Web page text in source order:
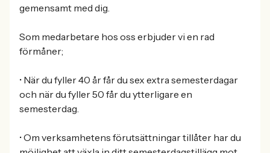
gemensamt med dig.
Som medarbetare hos oss erbjuder vi en rad
förmåner;
• När du fyller 40 år får du sex extra semesterdagar
och när du fyller 50 får du ytterligare en
semesterdag.
• Om verksamhetens förutsättningar tillåter har du